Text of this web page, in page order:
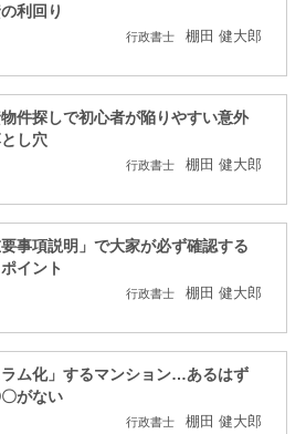
利回り
行政書士 棚田 健大郎
件探しで初心者が陥りやすい意外
し穴
行政書士 棚田 健大郎
要事項説明」で大家が必ず確認する
イント
行政書士 棚田 健大郎
ラム化」するマンション…あるはず
がない
行政書士 棚田 健大郎